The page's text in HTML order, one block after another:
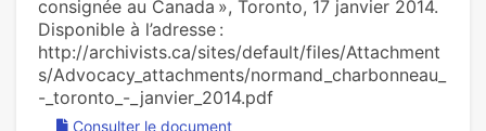
consignée au Canada », Toronto, 17 janvier 2014.
Disponible à l’adresse :
http://archivists.ca/sites/default/files/Attachment
s/Advocacy_attachments/normand_charbonneau_
-_toronto_-_janvier_2014.pdf
Consulter le document